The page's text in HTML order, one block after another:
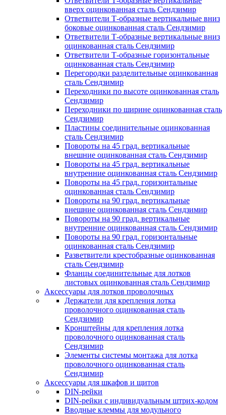
вверх оцинкованная сталь Сендзимир
Ответвители Т-образные вертикальные вниз
боковые оцинкованная сталь Сендзимир
Ответвители Т-образные вертикальные вниз
оцинкованная сталь Сендзимир
Ответвители Т-образные горизонтальные
оцинкованная сталь Сендзимир
Перегородки разделительные оцинкованная
сталь Сендзимир
Переходники по высоте оцинкованная сталь
Сендзимир
Переходники по ширине оцинкованная сталь
Сендзимир
Пластины соединительные оцинкованная
сталь Сендзимир
Повороты на 45 град. вертикальные
внешние оцинкованная сталь Сендзимир
Повороты на 45 град. вертикальные
внутренние оцинкованная сталь Сендзимир
Повороты на 45 град. горизонтальные
оцинкованная сталь Сендзимир
Повороты на 90 град. вертикальные
внешние оцинкованная сталь Сендзимир
Повороты на 90 град. вертикальные
внутренние оцинкованная сталь Сендзимир
Повороты на 90 град. горизонтальные
оцинкованная сталь Сендзимир
Разветвители крестобразные оцинкованная
сталь Сендзимир
Фланцы соединительные для лотков
листовых оцинкованная сталь Сендзимир
Аксессуары для лотков проволочных
Держатели для крепления лотка
проволочного оцинкованная сталь
Сендзимир
Кронштейны для крепления лотка
проволочного оцинкованная сталь
Сендзимир
Элементы системы монтажа для лотка
проволочного оцинкованная сталь
Сендзимир
Аксессуары для шкафов и щитов
DIN-рейки
DIN-рейки с индивидуальным штрих-кодом
Вводные клеммы для модульного